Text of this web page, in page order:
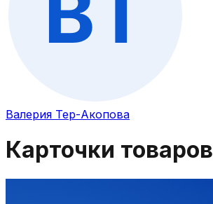
Валерия Тер-Акопова
Карточки товаров